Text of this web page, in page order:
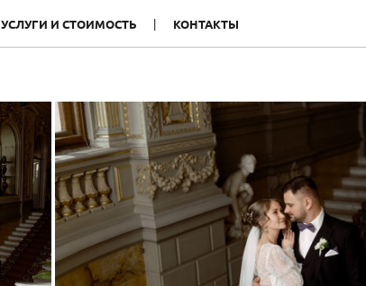
УСЛУГИ И СТОИМОСТЬ КОНТАКТЫ